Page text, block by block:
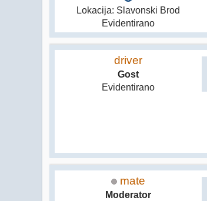
Lokacija: Slavonski Brod
Evidentirano
driver
Gost
Evidentirano
mate
Moderator